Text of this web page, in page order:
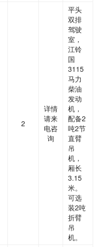
2
详情
请来
电咨
询
平头
双排
驾驶
室，
江铃
国
3115
马力
柴油
发动
机，
配备2
吨2节
直臂
吊
机，
厢长
3.15
米。
可选
装2吨
折臂
吊
机。